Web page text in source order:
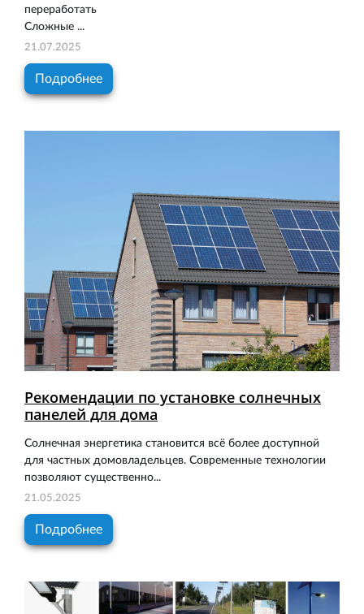
переработать
Сложные ...
21.07.2025
Подробнее
Рекомендации по установке солнечных
панелей для дома
Солнечная энергетика становится всё более доступной
для частных домовладельцев. Современные технологии
позволяют существенно...
21.05.2025
Подробнее